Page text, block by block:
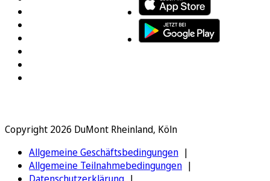
Copyright 2026 DuMont Rheinland, Köln
Allgemeine Geschäftsbedingungen
Allgemeine Teilnahmebedingungen